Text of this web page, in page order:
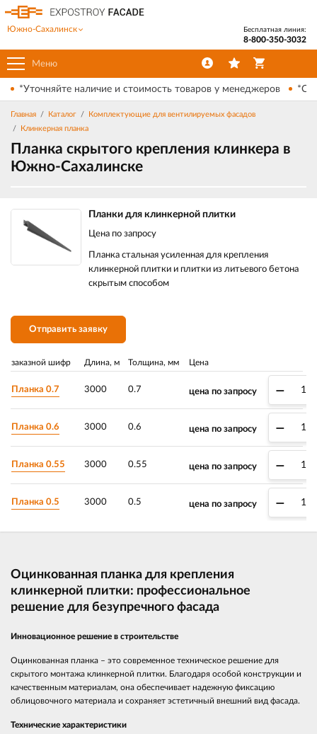
Меню
Южно-Сахалинск Бесплатная линия:
8-800-350-3032
*Уточняйте наличие и стоимость товаров у менеджеров
Главная Каталог
Комплектующие для вентилируемых фасадов
Клинкерная планка
Планка скрытого крепления клинкера в
Южно-Сахалинске
Планки для клинкерной плитки
Цена по запросу
Планка стальная усиленная для крепления
клинкерной плитки и плитки из литьевого бетона
скрытым способом
Отправить заявку
заказной шифр Длина, м Толщина, мм Цена
Планка 0.7 3000 0.7 цена по запросу –
Планка 0.6 3000 0.6 цена по запросу –
Планка 0.55 3000 0.55 цена по запросу –
Планка 0.5 3000 0.5 цена по запросу –
Оцинкованная планка для крепления
клинкерной плитки: профессиональное
решение для безупречного фасада
Инновационное решение в строительстве
Оцинкованная планка – это современное техническое решение для
скрытого монтажа клинкерной плитки. Благодаря особой конструкции и
качественным материалам, она обеспечивает надежную фиксацию
облицовочного материала и сохраняет эстетичный внешний вид фасада.
Технические характеристики